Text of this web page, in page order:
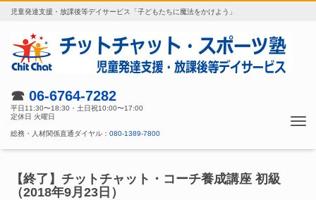
児童発達支援・放課後等デイサービス「子どもたちに魔法をかけよう」
☎ 06-6764-7282
平日11:30〜18:30・土日祝10:00〜17:00
定休日 火曜日
総務・人材関係直通ダイヤル： 080-1389-7800
【終了】チットチャット・コーチ養成講座 初級
（2018年9月23日）